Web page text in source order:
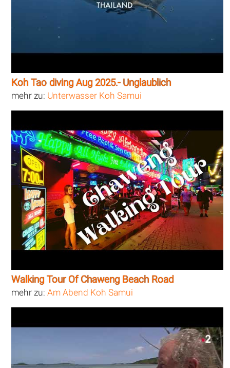
Koh Tao diving Aug 2025.- Unglaublich
mehr zu: Unterwasser Koh Samui
Walking Tour Of Chaweng Beach Road
mehr zu:Am Abend Koh Samui